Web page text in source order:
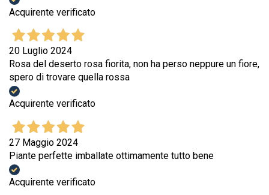
Acquirente verificato
20 Luglio 2024
Rosa del deserto rosa fiorita, non ha perso neppure un fiore,
spero di trovare quella rossa
Acquirente verificato
27 Maggio 2024
Piante perfette imballate ottimamente tutto bene
Acquirente verificato